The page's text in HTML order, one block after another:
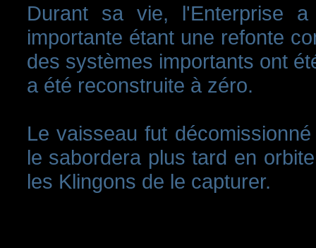
Durant sa vie, l'Enterprise
importante étant une refonte
des systèmes importants ont
a été reconstruite à zéro.
Le vaisseau fut
le sabordera plus tard en
les Klingons de le capturer.